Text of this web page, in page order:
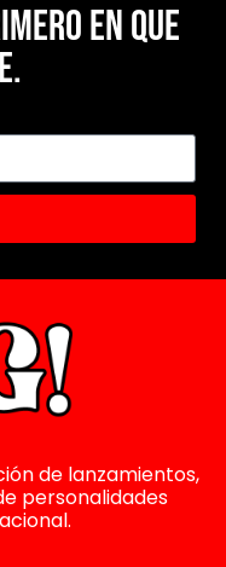
en Que
de lanzamientos,
personalidades